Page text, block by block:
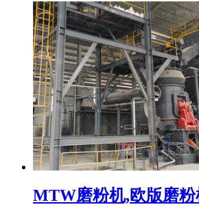
MTW磨粉机,欧版磨